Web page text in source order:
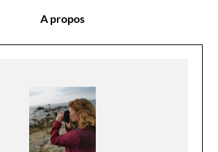
A propos